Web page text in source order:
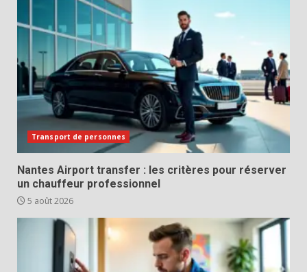
Transport de personnes
Nantes Airport transfer : les critères pour réserver
un chauffeur professionnel
5 août 2026